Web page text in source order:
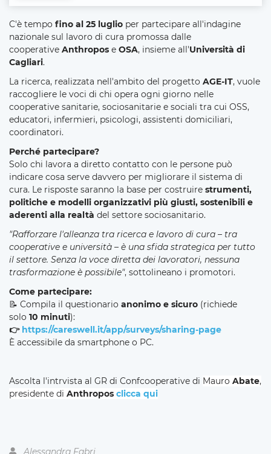
C'è tempo fino al 25 luglio per partecipare all'indagine
nazionale sul lavoro di cura promossa dalle
cooperative Anthropos e OSA, insieme all'Università di
Cagliari.
La ricerca, realizzata nell'ambito del progetto AGE-IT, vuole
raccogliere le voci di chi opera ogni giorno nelle
cooperative sanitarie, sociosanitarie e sociali tra cui OSS,
educatori, infermieri, psicologi, assistenti domiciliari,
coordinatori.
Perché partecipare?
Solo chi lavora a diretto contatto con le persone può
indicare cosa serve davvero per migliorare il sistema di
cura. Le risposte saranno la base per costruire strumenti,
politiche e modelli organizzativi più giusti, sostenibili e
aderenti alla realtà del settore sociosanitario.
"Rafforzare l'alleanza tra ricerca e lavoro di cura – tra
cooperative e università – è una sfida strategica per tutto
il settore. Senza la voce diretta dei lavoratori, nessuna
trasformazione è possibile", sottolineano i promotori.
Come partecipare:
📝 Compila il questionario anonimo e sicuro (richiede
solo 10 minuti):
👉 https://careswell.it/app/surveys/sharing-page
È accessibile da smartphone o PC.
Ascolta l'intrvista al GR di Confcooperative di Mauro Abate,
presidente di Anthropos clicca qui
Alessandra Fabri